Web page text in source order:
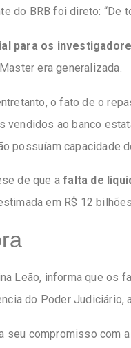
do BRB foi direto: “De
para os
era generalizada.
o fato de o
vendidos ao banco
possuíam capacidade
de que afalta de
em R$ 12
Leão, informa que os
do Poder Judiciário,
seu compromisso com